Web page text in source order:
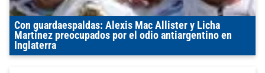
Con guardaespaldas: Alexis Mac Allister y Licha
Martínez preocupados por el odio antiargentino en
Inglaterra